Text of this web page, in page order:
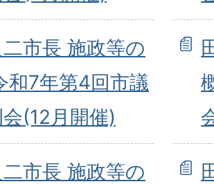
市長 施政等の
和7年第4回市議
(12月開催)
市長 施政等の